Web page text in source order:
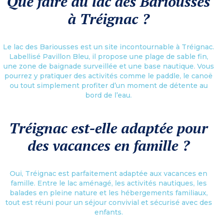
à Tréignac ?
Le lac des Bariousses est un site incontournable à Tréignac.
Labellisé Pavillon Bleu, il propose une plage de sable fin,
une zone de baignade surveillée et une base nautique. Vous
pourrez y pratiquer des activités comme le paddle, le canoë
ou tout simplement profiter d’un moment de détente au
bord de l’eau.
Tréignac est-elle adaptée pour
des vacances en famille ?
Oui, Tréignac est parfaitement adaptée aux vacances en
famille. Entre le lac aménagé, les activités nautiques, les
balades en pleine nature et les hébergements familiaux,
tout est réuni pour un séjour convivial et sécurisé avec des
enfants.